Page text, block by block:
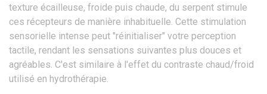
texture écailleuse, froide puis chaude, du serpent stimule
ces récepteurs de manière inhabituelle. Cette stimulation
sensorielle intense peut "réinitialiser" votre perception
tactile, rendant les sensations suivantes plus douces et
agréables. C'est similaire à l'effet du contraste chaud/froid
utilisé en hydrothérapie.